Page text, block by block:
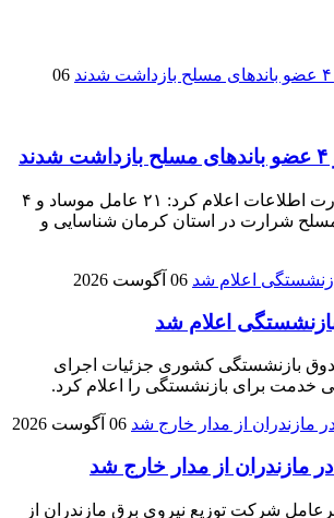
06
محمودآباد آنلاین : وزارت اطلاعات اعلام کرد: ۲۱ عامل موساد و ۴
شرارت در استان کرمان شناسایی و
06 آگوست 2026
اعلام شد
بازنشستگی کشوری جزئیات اجرای
خدمت برای بازنشستگی را اعلام کرد.
06 آگوست 2026
شرکت توزیع نیروی برق مازندران از